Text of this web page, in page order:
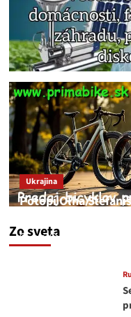
Zo sveta
Ukrajina
Potopí Oľha
JNS